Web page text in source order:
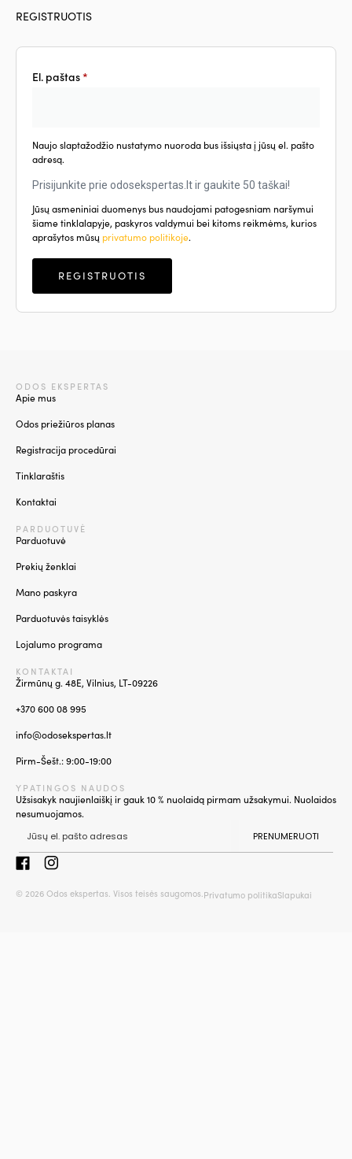
REGISTRUOTIS
El. paštas*
Naujo slaptažodžio nustatymo nuoroda bus išsiųsta į jūsų el. pašto
adresą.
Prisijunkite prie odosekspertas.lt ir gaukite 50 taškai!
Jūsų asmeniniai duomenys bus naudojami patogesniam naršymui
šiame tinklalapyje, paskyros valdymui bei kitoms reikmėms, kurios
aprašytos mūsų privatumo politikoje.
REGISTRUOTIS
ODOS EKSPERTAS
Apie mus
Odos priežiūros planas
Registracija procedūrai
Tinklaraštis
Kontaktai
PARDUOTUVĖ
Parduotuvė
Prekių ženklai
Mano paskyra
Parduotuvės taisyklės
Lojalumo programa
KONTAKTAI
Žirmūnų g. 48E, Vilnius, LT-09226
+370 600 08 995
info@odosekspertas.lt
Pirm-Šešt.: 9:00-19:00
YPATINGOS NAUDOS
Užsisakyk naujienlaiškį ir gauk 10 % nuolaidą pirmam užsakymui. Nuolaidos
nesumuojamos.
PRENUMERUOTI
© 2026 Odos ekspertas. Visos teisės saugomos. Privatumo politikaSlapukai